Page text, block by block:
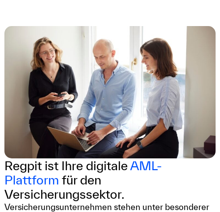
Regpit ist Ihre digitale AML-
Plattform für den
Versicherungssektor.
Versicherungsunternehmen stehen unter besonderer